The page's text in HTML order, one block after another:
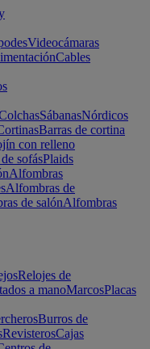
Videocámaras
Cables
SábanasNórdicos
Barras de cortina
con relleno
sofásPlaids
Alfombras
Alfombras de
de salónAlfombras
Relojes de
a manoMarcosPlacas
Burros de
RevisterosCajas